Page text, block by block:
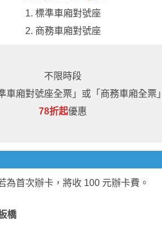
1. 標準車廂對號座
2. 商務車廂對號座
不限時段
車廂對號座全票」或「商務車廂全票」
78折起優惠
首次辦卡，將收 100 元辦卡費。
橋